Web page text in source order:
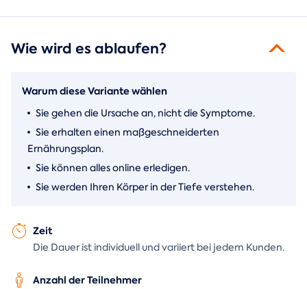
Wie wird es ablaufen?
Warum diese Variante wählen
Sie gehen die Ursache an, nicht die Symptome.
Sie erhalten einen maßgeschneiderten
Ernährungsplan.
Sie können alles online erledigen.
Sie werden Ihren Körper in der Tiefe verstehen.
Zeit
Die Dauer ist individuell und variiert bei jedem Kunden.
Anzahl der Teilnehmer